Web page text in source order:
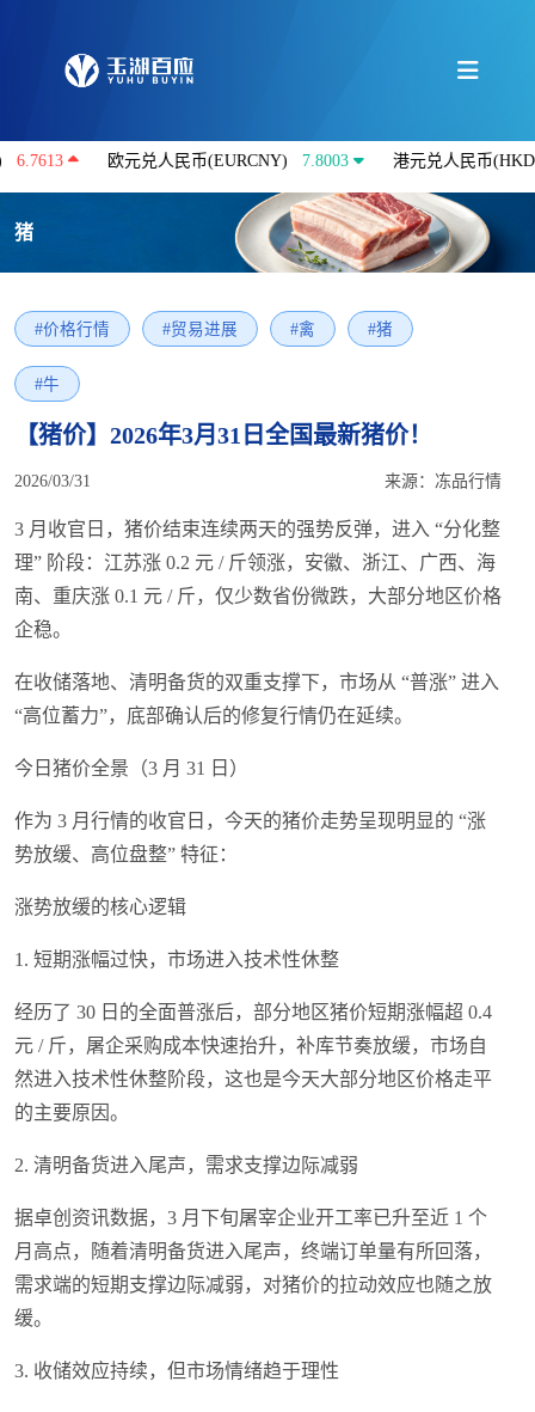
欧元兑人民币(EURCNY) 7.8003 港元兑人民币(HKDCNY)
猪
#价格行情 #贸易进展 #禽 #猪
#牛
【猪价】2026年3月31日全国最新猪价！
2026/03/31 来源：冻品行情
3 月收官日，猪价结束连续两天的强势反弹，进入 “分化整
理” 阶段：江苏涨 0.2 元 / 斤领涨，安徽、浙江、广西、海
南、重庆涨 0.1 元 / 斤，仅少数省份微跌，大部分地区价格
企稳。
在收储落地、清明备货的双重支撑下，市场从 “普涨” 进入
“高位蓄力”，底部确认后的修复行情仍在延续。
今日猪价全景（3 月 31 日）
作为 3 月行情的收官日，今天的猪价走势呈现明显的 “涨
势放缓、高位盘整” 特征：
涨势放缓的核心逻辑
1. 短期涨幅过快，市场进入技术性休整
经历了 30 日的全面普涨后，部分地区猪价短期涨幅超 0.4
元 / 斤，屠企采购成本快速抬升，补库节奏放缓，市场自
然进入技术性休整阶段，这也是今天大部分地区价格走平
的主要原因。
2. 清明备货进入尾声，需求支撑边际减弱
据卓创资讯数据，3 月下旬屠宰企业开工率已升至近 1 个
月高点，随着清明备货进入尾声，终端订单量有所回落，
需求端的短期支撑边际减弱，对猪价的拉动效应也随之放
缓。
3. 收储效应持续，但市场情绪趋于理性